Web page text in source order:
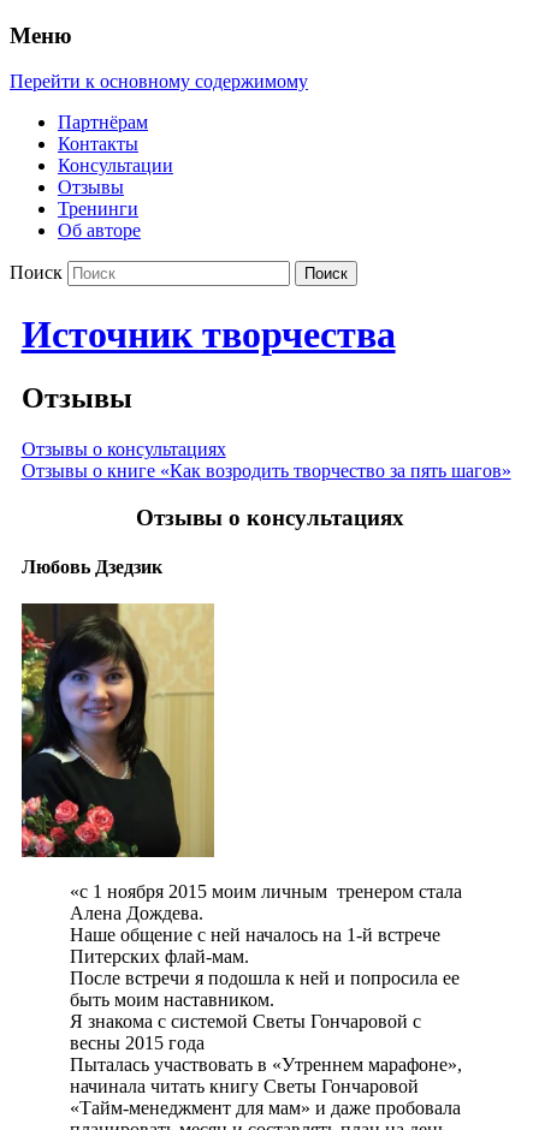
Меню
Перейти к основному содержимому
Партнёрам
Контакты
Консультации
Отзывы
Тренинги
Об авторе
Поиск
Источник творчества
Отзывы
Отзывы о консультациях
Отзывы о книге «Как возродить творчество за пять шагов»
Отзывы о консультациях
Любовь Дзедзик
«с 1 ноября 2015 моим личным тренером стала
Алена Дождева.
Наше общение с ней началось на 1-й встрече
Питерских флай-мам.
После встречи я подошла к ней и попросила ее
быть моим наставником.
Я знакома с системой Светы Гончаровой с
весны 2015 года
Пыталась участвовать в «Утреннем марафоне»,
начинала читать книгу Светы Гончаровой
«Тайм-менеджмент для мам» и даже пробовала